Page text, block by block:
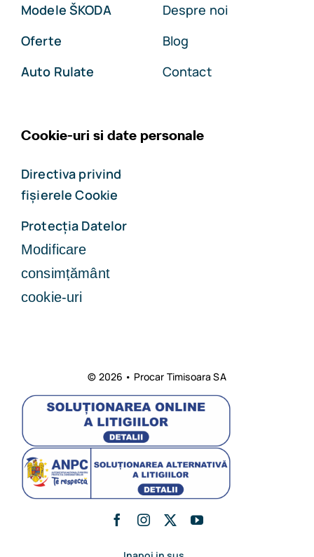
Modele ŠKODA
Oferte
Auto Rulate
Despre noi
Blog
Contact
Cookie-uri si date personale
Directiva privind
fișierele Cookie
Protecția Datelor
Modificare
consimțământ
cookie-uri
© 2026 • Procar Timisoara SA